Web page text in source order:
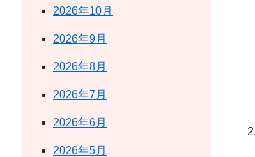
2026年10月
2026年9月
2026年8月
2026年7月
2026年6月
2026年5月